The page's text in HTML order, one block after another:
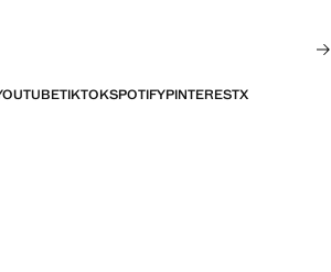
TIKTOKSPOTIFYPINTERESTX